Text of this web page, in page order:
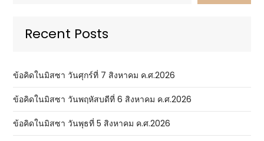
Recent Posts
ข้อคิดในมิสซา วันศุกร์ที่ 7 สิงหาคม ค.ศ.2026
ข้อคิดในมิสซา วันพฤหัสบดีที่ 6 สิงหาคม ค.ศ.2026
ข้อคิดในมิสซา วันพุธที่ 5 สิงหาคม ค.ศ.2026